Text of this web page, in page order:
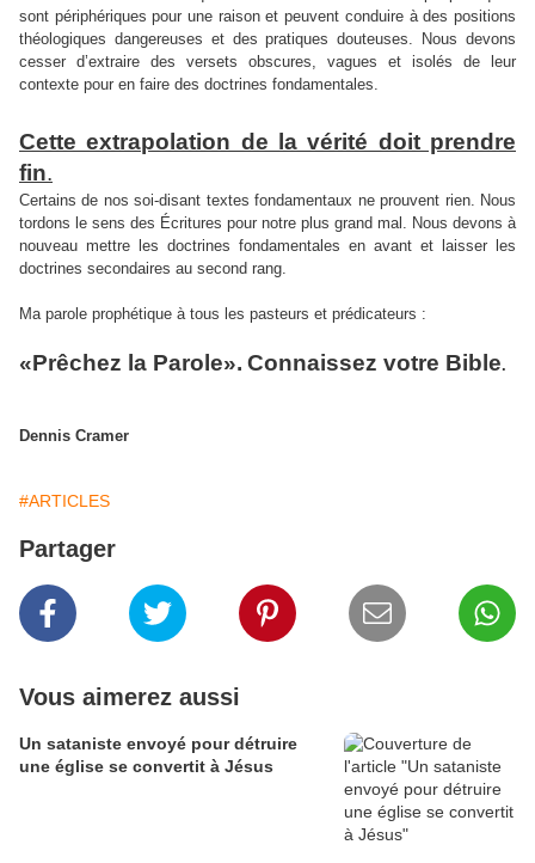
sont périphériques pour une raison et peuvent conduire à des positions
théologiques dangereuses et des pratiques douteuses. Nous devons
cesser d’extraire des versets obscures, vagues et isolés de leur
contexte pour en faire des doctrines fondamentales.
Cette extrapolation de la vérité doit prendre
fin.
Certains de nos soi-disant textes fondamentaux ne prouvent rien. Nous
tordons le sens des Écritures pour notre plus grand mal. Nous devons à
nouveau mettre les doctrines fondamentales en avant et laisser les
doctrines secondaires au second rang.
Ma parole prophétique à tous les pasteurs et prédicateurs :
«Prêchez la Parole». Connaissez votre Bible.
Dennis Cramer
#ARTICLES
Partager
Vous aimerez aussi
Un sataniste envoyé pour détruire
une église se convertit à Jésus